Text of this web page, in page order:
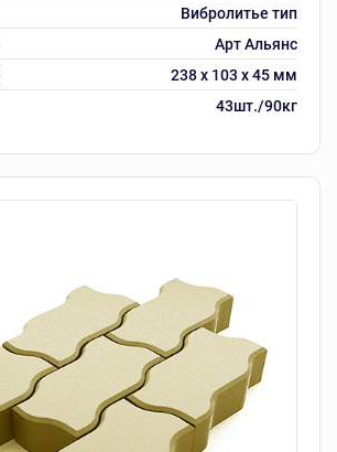
Вибролитье тип
Арт Альянс
238 х 103 х 45 мм
43шт./90кг